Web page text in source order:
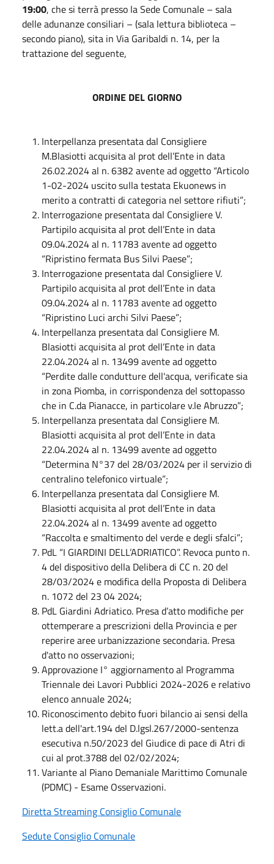
19:00, che si terrà presso la Sede Comunale – sala
delle adunanze consiliari – (sala lettura biblioteca –
secondo piano), sita in Via Garibaldi n. 14, per la
trattazione del seguente,
ORDINE DEL GIORNO
Interpellanza presentata dal Consigliere
M.Blasiotti acquisita al prot dell’Ente in data
26.02.2024 al n. 6382 avente ad oggetto “Articolo
1-02-2024 uscito sulla testata Ekuonews in
merito a contratti di categoria nel settore rifiuti”;
Interrogazione presentata dal Consigliere V.
Partipilo acquisita al prot dell’Ente in data
09.04.2024 al n. 11783 avente ad oggetto
“Ripristino fermata Bus Silvi Paese”;
Interrogazione presentata dal Consigliere V.
Partipilo acquisita al prot dell’Ente in data
09.04.2024 al n. 11783 avente ad oggetto
“Ripristino Luci archi Silvi Paese”;
Interpellanza presentata dal Consigliere M.
Blasiotti acquisita al prot dell’Ente in data
22.04.2024 al n. 13499 avente ad oggetto
“Perdite dalle condutture dell'acqua, verificate sia
in zona Piomba, in corrispondenza del sottopasso
che in C.da Pianacce, in particolare v.le Abruzzo”;
Interpellanza presentata dal Consigliere M.
Blasiotti acquisita al prot dell’Ente in data
22.04.2024 al n. 13499 avente ad oggetto
“Determina N°37 del 28/03/2024 per il servizio di
centralino telefonico virtuale”;
Interpellanza presentata dal Consigliere M.
Blasiotti acquisita al prot dell’Ente in data
22.04.2024 al n. 13499 avente ad oggetto
“Raccolta e smaltimento del verde e degli sfalci”;
PdL “I GIARDINI DELL’ADRIATICO”. Revoca punto n.
4 del dispositivo della Delibera di CC n. 20 del
28/03/2024 e modifica della Proposta di Delibera
n. 1072 del 23 04 2024;
PdL Giardini Adriatico. Presa d’atto modifiche per
ottemperare a prescrizioni della Provincia e per
reperire aree urbanizzazione secondaria. Presa
d'atto no osservazioni;
Approvazione I° aggiornamento al Programma
Triennale dei Lavori Pubblici 2024-2026 e relativo
elenco annuale 2024;
Riconoscimento debito fuori bilancio ai sensi della
lett.a dell'art.194 del D.lgsl.267/2000-sentenza
esecutiva n.50/2023 del Giudice di pace di Atri di
cui al prot.3788 del 02/02/2024;
Variante al Piano Demaniale Marittimo Comunale
(PDMC) - Esame Osservazioni.
Diretta Streaming Consiglio Comunale
Sedute Consiglio Comunale